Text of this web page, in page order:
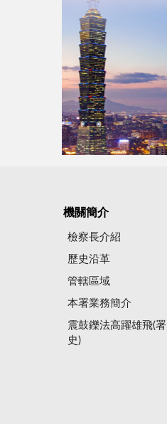
機關簡介
檢察長介紹
歷史沿革
管轄區域
本署業務簡介
震鼓鑠法高躍雄飛(署
史)